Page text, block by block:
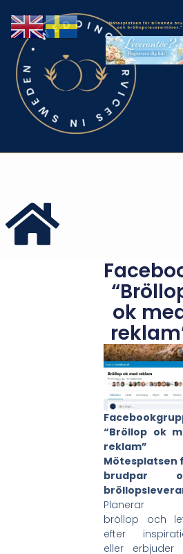
ok
“Bröllop ok
reklam”
Mötesplatsen
brudpar
Planerar
bröllop och
efter
eller erbjuder